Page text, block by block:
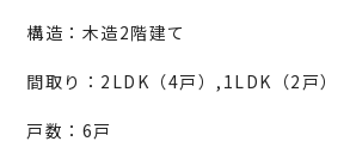
構造：木造2階建て
間取り：2LDK（4戸）,1LDK（2戸）
戸数：6戸